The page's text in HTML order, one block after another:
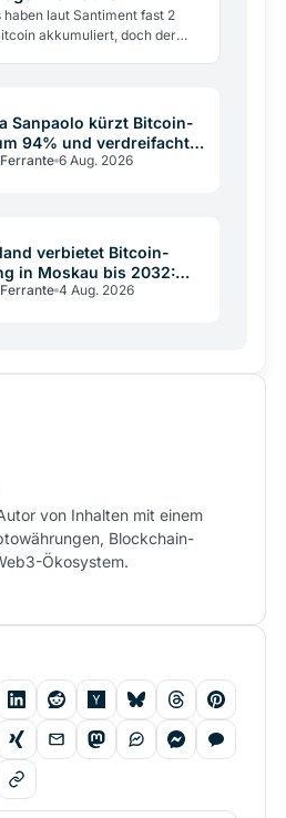
haben laut Santiment fast 2
akkumuliert, doch der
Sanpaolo kürzt Bitcoin-
94% und verdreifacht
6 Aug. 2026
verbietet Bitcoin-
in Moskau bis 2032:
vs. Krypto
4 Aug. 2026
von Inhalten mit einem
Blockchain-
Ökosystem.